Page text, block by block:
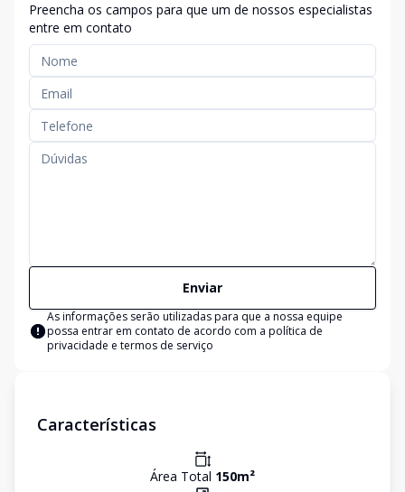
Preencha os campos para que um de nossos especialistas
entre em contato
Enviar
As informações serão utilizadas para que a nossa equipe
possa entrar em contato de acordo com a política de
privacidade e termos de serviço
Características
Área Total 150m²